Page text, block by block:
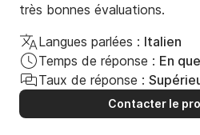
très bonnes évaluations.
Langues parlées : Italien
Temps de réponse : En
Taux de réponse :
Contacter le